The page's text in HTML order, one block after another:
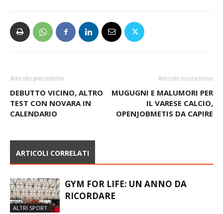
Articolo precedente
DEBUTTO VICINO, ALTRO
TEST CON NOVARA IN
CALENDARIO
Articolo successivo
MUGUGNI E MALUMORI PER
IL VARESE CALCIO,
OPENJOBMETIS DA CAPIRE
ARTICOLI CORRELATI
ALTRI SPORT
GYM FOR LIFE: UN ANNO DA
RICORDARE